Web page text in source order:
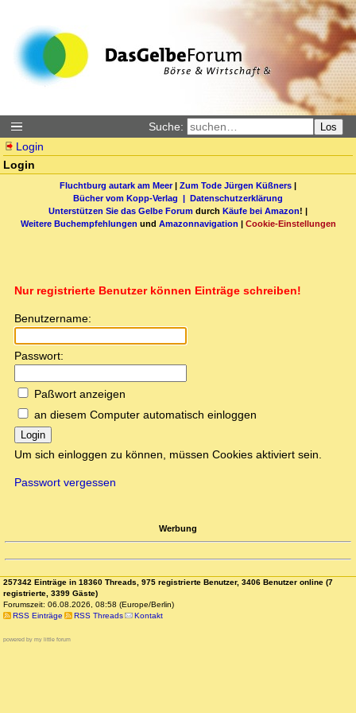
Suche: Los
Login
Login
Fluchtburg autark am Meer| Zum Tode Jürgen Küßners |
Bücher vom Kopp-Verlag | Datenschutzerklärung
Unterstützen Sie das Gelbe Forum durch Käufe bei Amazon! |
Weitere Buchempfehlungen und Amazonnavigation | Cookie-Einstellungen
Nur registrierte Benutzer können Einträge schreiben!
Benutzername:
Passwort:
Paßwort anzeigen
an diesem Computer automatisch einloggen
Login
Um sich einloggen zu können, müssen Cookies aktiviert sein.
Passwort vergessen
Werbung
257342 Einträge in 18360 Threads, 975 registrierte Benutzer, 3406 Benutzer online (7
registrierte, 3399 Gäste)
Forumszeit: 06.08.2026, 08:58 (Europe/Berlin)
RSS Einträge
RSS Threads Kontakt
powered by my little forum